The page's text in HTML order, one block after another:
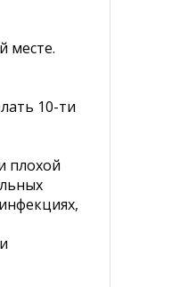
месте.
10-ти
плохой